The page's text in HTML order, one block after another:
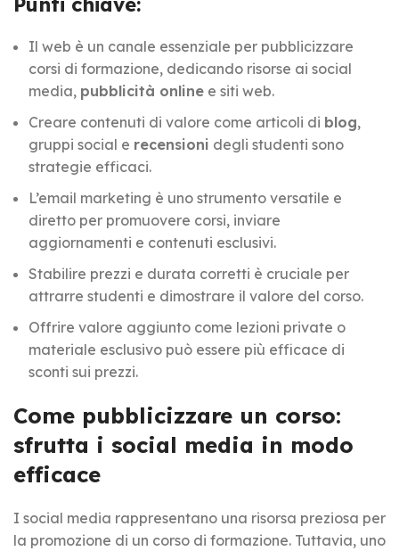
Il web è un canale essenziale per pubblicizzare
corsi di formazione, dedicando risorse ai social
media, pubblicità online e siti web.
Creare contenuti di valore come articoli di blog,
gruppi social e recensioni degli studenti sono
strategie efficaci.
L’email marketing è uno strumento versatile e
diretto per promuovere corsi, inviare
aggiornamenti e contenuti esclusivi.
Stabilire prezzi e durata corretti è cruciale per
attrarre studenti e dimostrare il valore del corso.
Offrire valore aggiunto come lezioni private o
materiale esclusivo può essere più efficace di
sconti sui prezzi.
Come pubblicizzare un corso:
sfrutta i social media in modo
efficace
I social media rappresentano una risorsa preziosa per
la promozione di un corso di formazione. Tuttavia, uno